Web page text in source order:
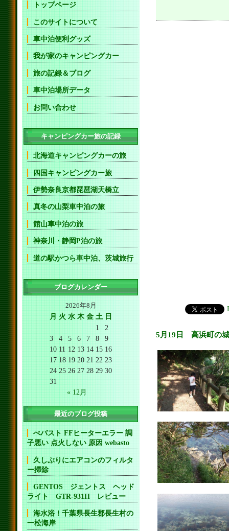
5月19日 高浜町の
トップページ
このサイトについて
車中泊便利グッズ
我が家のキャンピングカー
旅の記録＆ブログ
車中泊場所データ
お問い合わせ
キャンピングカー旅の記録
北海道キャンピングカーの旅
四国キャンピングカー旅
伊勢奈良京都琵琶湖天橋立
真冬の山梨車中泊の旅
館山車中泊の旅
神奈川・静岡P泊の旅
道の駅かつら車中泊、茨城旅行
ブログカレンダー
2026年8月
月 火 水 木 金 土 日
1
2
3
4 5 6 7 8
9
10 11 12 13 14 15 16
17 18 19 20 21 22 23
24 25 26 27 28 29 30
31
« 12月
最近のブログ投稿
べバスト FFヒーターエラー 調
子悪い 点火しない 原因 webasto
久しぶりにエアコンのフィルタ
ー掃除
GENTOS ジェントス ヘッド
ライト GTR-931H レビュー
海水浴！千葉県長生郡長生村の
一松海岸